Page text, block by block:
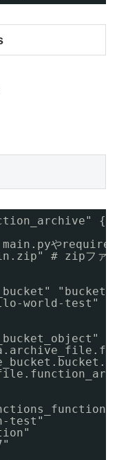
{
や
# zipファイ
world-test"
test"